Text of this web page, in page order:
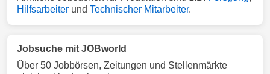
Hilfsarbeiter und Technischer Mitarbeiter.
Jobsuche mit JOBworld
Über 50 Jobbörsen, Zeitungen und Stellenmärkte